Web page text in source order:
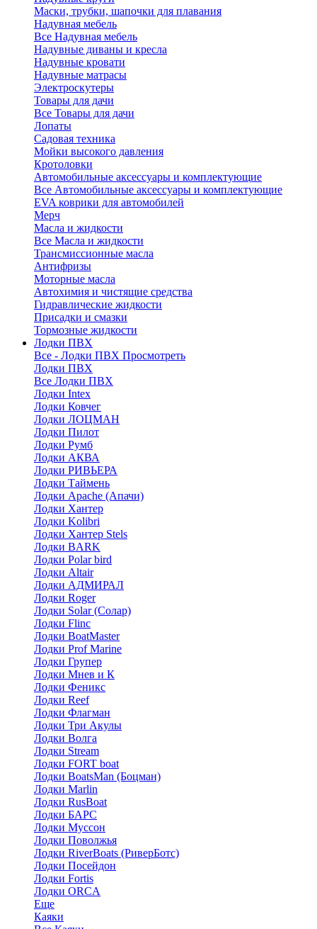
Маски, трубки, шапочки для плавания
Надувная мебель
Все Надувная мебель
Надувные диваны и кресла
Надувные кровати
Надувные матрасы
Электроскутеры
Товары для дачи
Все Товары для дачи
Лопаты
Садовая техника
Мойки высокого давления
Кротоловки
Автомобильные аксессуары и комплектующие
Все Автомобильные аксессуары и комплектующие
EVA коврики для автомобилей
Мерч
Масла и жидкости
Все Масла и жидкости
Трансмиссионные масла
Антифризы
Моторные масла
Автохимия и чистящие средства
Гидравлические жидкости
Присадки и смазки
Тормозные жидкости
Лодки ПВХ
Все - Лодки ПВХ Просмотреть
Лодки ПВХ
Все Лодки ПВХ
Лодки Intex
Лодки Ковчег
Лодки ЛОЦМАН
Лодки Пилот
Лодки Румб
Лодки АКВА
Лодки РИВЬЕРА
Лодки Таймень
Лодки Apache (Апачи)
Лодки Хантер
Лодки Kolibri
Лодки Хантер Stels
Лодки BARK
Лодки Polar bird
Лодки Altair
Лодки АДМИРАЛ
Лодки Roger
Лодки Solar (Солар)
Лодки Flinc
Лодки BoatMaster
Лодки Prof Marine
Лодки Групер
Лодки Мнев и К
Лодки Феникс
Лодки Reef
Лодки Флагман
Лодки Три Акулы
Лодки Волга
Лодки Stream
Лодки FORT boat
Лодки BoatsMan (Боцман)
Лодки Marlin
Лодки RusBoat
Лодки БАРС
Лодки Муссон
Лодки Поволжья
Лодки RiverBoats (РиверБотс)
Лодки Посейдон
Лодки Fortis
Лодки ORCA
Еще
Каяки